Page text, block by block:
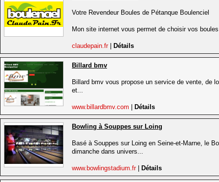
Votre Revendeur Boules de Pétanque Boulenciel
Mon site internet vous permet de choisir vos
claudepain.fr Détails
Billard bmv
Billard bmv vous propose un service de vente, de
et...
www.billardbmv.com Détails
Bowling à Souppes sur Loing
Basé à Souppes sur Loing en Seine-et-Marne, le
dimanche dans univers...
www.bowlingstadium.fr Détails